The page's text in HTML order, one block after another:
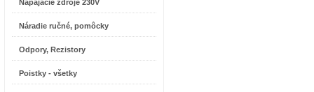
Napájacie zdroje 230V
Náradie ručné, pomôcky
Odpory, Rezistory
Poistky - všetky